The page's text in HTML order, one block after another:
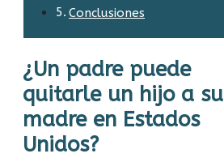
Conclusiones
¿Un padre puede
quitarle un hijo a su
madre en Estados
Unidos?